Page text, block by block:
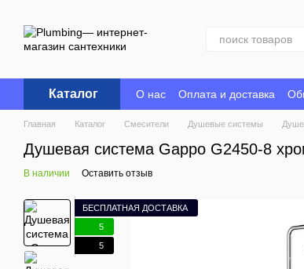
Каталог О нас Оплата и доставка
Главная Каталог Смесители Душевые системы
Душевая система Gappo G2450-8
В наличии Оставить отзыв
БЕСПЛАТНАЯ ДОСТАВКА
5
5